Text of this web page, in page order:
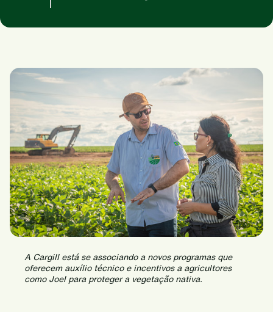
A Cargill está se associando a novos programas que
oferecem auxílio técnico e incentivos a agricultores
como Joel para proteger a vegetação nativa.